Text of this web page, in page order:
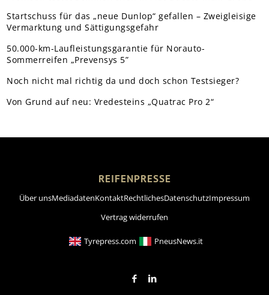
Startschuss für das „neue Dunlop“ gefallen – Zweigleisige
Vermarktung und Sättigungsgefahr
50.000-km-Laufleistungsgarantie für Norauto-
Sommerreifen „Prevensys 5”
Noch nicht mal richtig da und doch schon Testsieger?
Von Grund auf neu: Vredesteins „Quatrac Pro 2“
REIFENPRESSE
Über unsMediadatenKontaktRechtlichesDatenschutzImpressum
Vertrag widerrufen
Tyrepress.com PneusNews.it